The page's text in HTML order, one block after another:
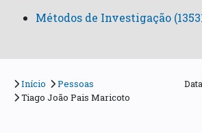
Métodos de Investigação
Início
Pessoas
Tiago João Pais Maricoto